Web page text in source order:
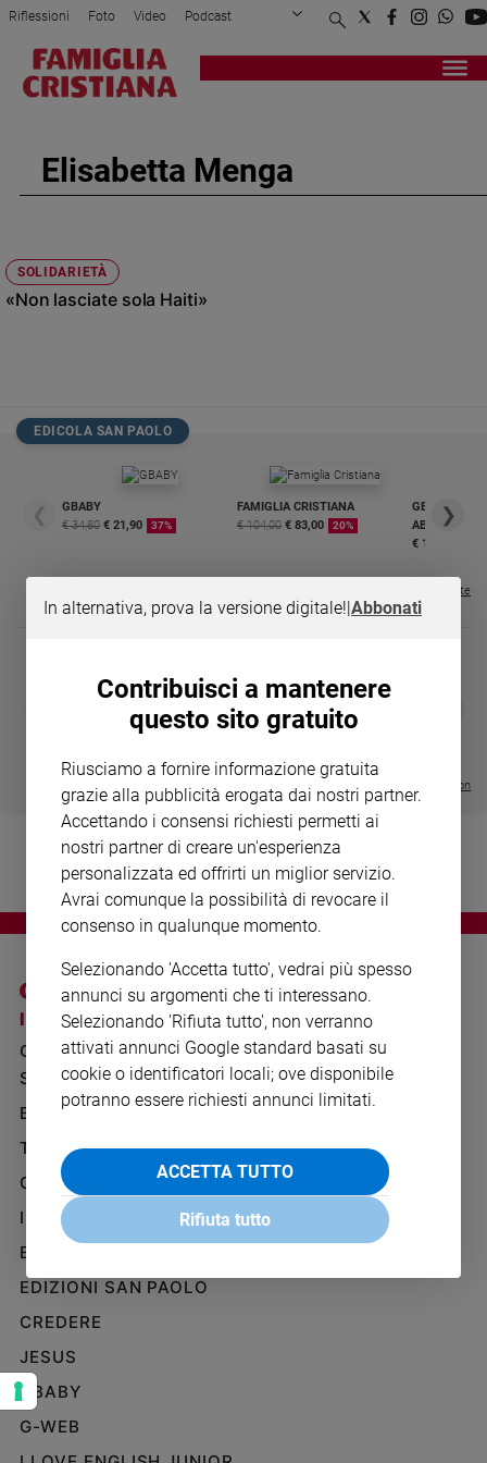
Attualità
Politica
Mondo
e
giustizia
Papa
Chiesa
spiritualità
Società
e
Ambiente
e
Aziende
di
Caso
della
settimana
Diversità
e
Costume
Cultura
e
spettacoli
Riflessioni Foto Video Podcast
Privacy Policy Chi siamo
Registrati Redazione
Elisabetta Menga
SOLIDARIETÀ
«Non lasciate sola Haiti»
EDICOLA SAN PAOLO
❮
GBABY
€ 34,80 € 21,90 37%
FAMIGLIA CRISTIANA
€ 104,00 € 83,00 20%
GBABY
€ 16,99
❯
Visualizza tutte le riviste
LE GRANDI BASILICHE ITALIANE
- VOL DA 1 AL 5
DIARIO G 2026-27
€ 8,90
- € 8,90
Visualizza tutte le collection
I SITI SAN PAOLO
GRUPPO EDITORIALE
SAN PAOLO
BENESSERE
TELENOVA
GAZZETTA D'ALBA
IL GIORNALINO
EDICOLA SAN PAOLO
EDIZIONI SAN PAOLO
CREDERE
JESUS
GBABY
G-WEB
NOTE LEGALI
PRIVACY POLICY
INFORMATIVA
WHISTLEBLOWING
In alternativa, prova la versione digitale!|Abbonati
Contribuisci a mantenere
questo sito gratuito
Riusciamo a fornire informazione gratuita
grazie alla pubblicità erogata dai nostri partner.
Accettando i consensi richiesti permetti ai
nostri partner di creare un'esperienza
personalizzata ed offrirti un miglior servizio.
Avrai comunque la possibilità di revocare il
consenso in qualunque momento.
Selezionando 'Accetta tutto', vedrai più spesso
annunci su argomenti che ti interessano.
Selezionando 'Rifiuta tutto', non verranno
attivati annunci Google standard basati su
cookie o identificatori locali; ove disponibile
potranno essere richiesti annunci limitati.
ACCETTA TUTTO
Rifiuta tutto